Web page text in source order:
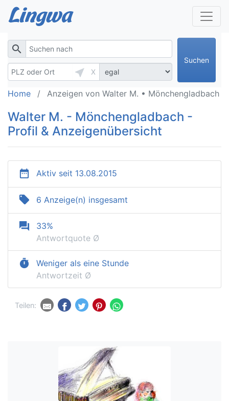
search
near_me
X
Suchen
Home Anzeigen von Walter M. • Mönchengladbach
Walter M. - Mönchengladbach -
Profil & Anzeigenübersicht
date_range Aktiv seit 13.08.2015
local_offer 6 Anzeige(n) insgesamt
question_answer
33%
Antwortquote Ø
timer
Weniger als eine Stunde
Antwortzeit Ø
Teilen: